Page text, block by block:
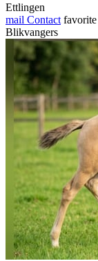
Ettlingen
mail Contact favorite
Blikvangers